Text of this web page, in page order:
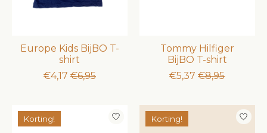
Europe Kids BijBO T-
shirt
€4,17 €6,95
Tommy Hilfiger
BijBO T-shirt
€5,37 €8,95
Korting! Korting!